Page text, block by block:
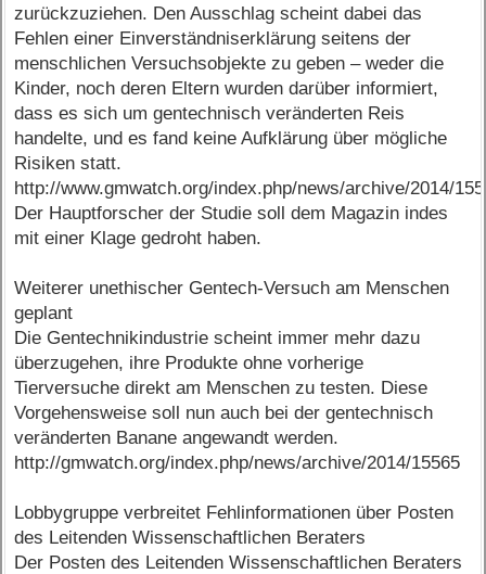
zurückzuziehen. Den Ausschlag scheint dabei das
Fehlen einer Einverständniserklärung seitens der
menschlichen Versuchsobjekte zu geben – weder die
Kinder, noch deren Eltern wurden darüber informiert,
dass es sich um gentechnisch veränderten Reis
handelte, und es fand keine Aufklärung über mögliche
Risiken statt.
http://www.gmwatch.org/index.php/news/archive/2014/
Der Hauptforscher der Studie soll dem Magazin indes
mit einer Klage gedroht haben.
Weiterer unethischer Gentech-Versuch am Menschen
geplant
Die Gentechnikindustrie scheint immer mehr dazu
überzugehen, ihre Produkte ohne vorherige
Tierversuche direkt am Menschen zu testen. Diese
Vorgehensweise soll nun auch bei der gentechnisch
veränderten Banane angewandt werden.
http://gmwatch.org/index.php/news/archive/2014/15565
Lobbygruppe verbreitet Fehlinformationen über Posten
des Leitenden Wissenschaftlichen Beraters
Der Posten des Leitenden Wissenschaftlichen Beraters